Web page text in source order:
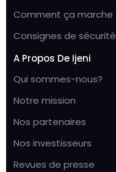
Comment ça marche
Consignes de sécurité
A Propos De Ijeni
Qui sommes-nous?
Notre mission
Nos partenaires
Nos investisseurs
Revues de presse